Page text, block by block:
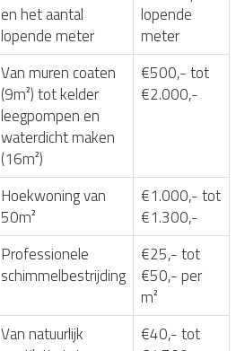
en het aantal
lopende meter
lopende
meter
Van muren coaten
(9m²) tot kelder
leegpompen en
waterdicht maken
(16m²)
€500,- tot
€2.000,-
Hoekwoning van
50m²
€1.000,- tot
€1.300,-
Professionele
schimmelbestrijding
€25,- tot
€50,- per
m²
Van natuurlijk
€40,- tot